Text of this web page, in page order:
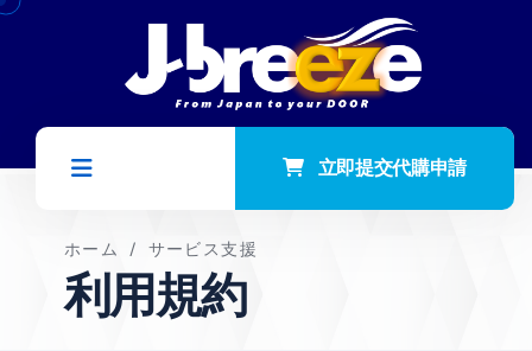
立即提交代購申請
ホーム / サービス支援
利用規約